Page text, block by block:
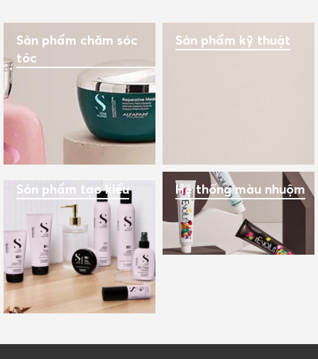
Sản phẩm chăm sóc
tóc
Sản phẩm kỹ thuật
Sản phẩm tạo kiểu Hệ thống màu nhuộm